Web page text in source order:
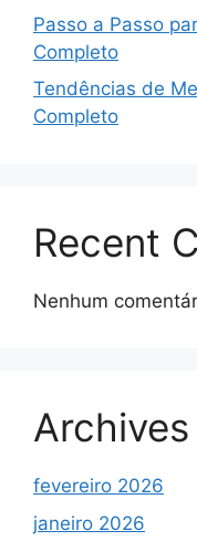
Passo a Passo
Completo
Tendências de
Completo
Recent
Nenhum
Archives
fevereiro 2026
janeiro 2026